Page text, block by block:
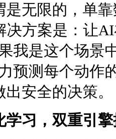
是无限的，单
决方案是：让
我是这个场景
测每个动作
安全的决策。
学习，双重引